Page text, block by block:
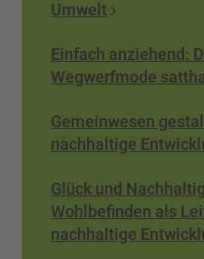
Umwelt
Einfach anziehend:
Wegwerfmode
Gemeinwesen
nachhaltige
Glück und
Wohlbefinden als
nachhaltige